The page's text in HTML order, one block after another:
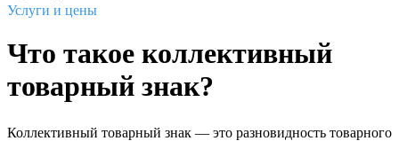
Услуги и цены
Что такое коллективный
товарный знак?
Коллективный товарный знак — это разновидность товарного